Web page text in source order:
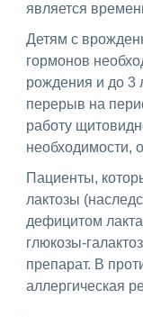
является
Детям с
гормонов
рождения и до 3
перерыв на
работу
необходимости,
Пациенты,
лактозы
дефицитом
глюкозы-
препарат. В
аллергическая